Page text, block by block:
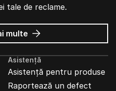
tale de reclame.
multe despre
Reclame
Mozilla
Asistență
Asistență pentru produse
Raportează un defect